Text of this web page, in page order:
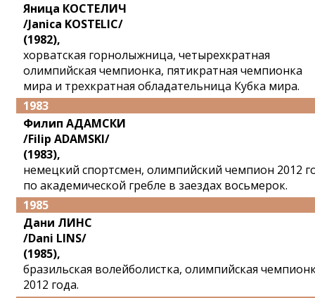
Яница КОСТЕЛИЧ
/Janica KOSTELIC/
(1982),
хорватская горнолыжница, четырехкратная
олимпийская чемпионка, пятикратная чемпионка
мира и трехкратная обладательница Кубка мира.
1983
Филип АДАМСКИ
/Filip ADAMSKI/
(1983),
немецкий спортсмен, олимпийский чемпион 2012
по академической гребле в заездах восьмерок.
1985
Дани ЛИНС
/Dani LINS/
(1985),
бразильская волейболистка, олимпийская
2012 года.